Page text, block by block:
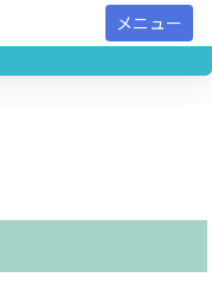
メニュー